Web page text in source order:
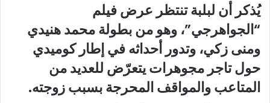
يُذكر أن لبلبة تنتظر عرض فيلم
“الجواهرجي”، وهو من بطولة محمد هنيدي
ومنى زكي، وتدور أحداثه في إطار كوميدي
حول تاجر مجوهرات يتعرّض للعديد من
المتاعب والمواقف المحرجة بسبب زوجته.